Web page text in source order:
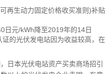
再生动力固定价格收买准则)补贴
日元/kWh降至2019年的14日
证的光伏发电站因为收益较高，在
日本光伏电站资产买卖商场招引